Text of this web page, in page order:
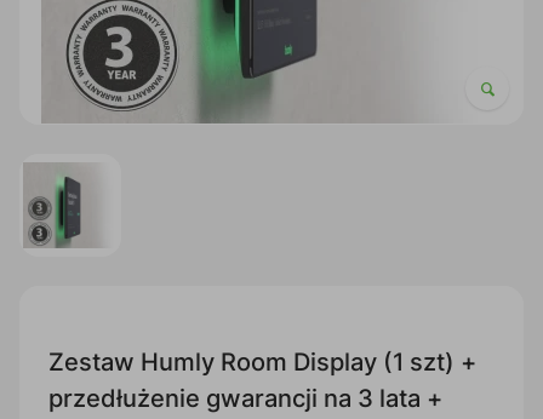
Zestaw Humly Room Display (1 szt) +
przedłużenie gwarancji na 3 lata +